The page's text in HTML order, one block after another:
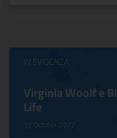
IN EVIDENZA
Virginia Woolf e
Life
17 October 2022